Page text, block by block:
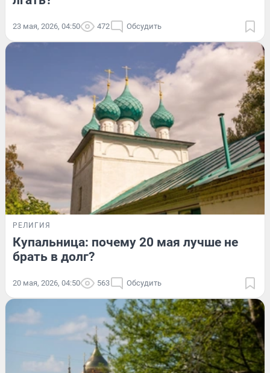
23 мая, 2026, 04:50 472 Обсудить
РЕЛИГИЯ
Купальница: почему 20 мая лучше не
брать в долг?
20 мая, 2026, 04:50 563 Обсудить